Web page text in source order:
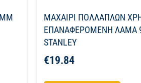
ΜΑΧΑΙΡΙ ΠΟΛΛΑΠΛΩΝ
ΕΠΑΝΑΦΕΡΟΜΕΝΗ ΛΑΜΑ
STANLEY
€19.84